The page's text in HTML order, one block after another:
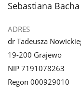
Sebastiana
ADRES
dr Tadeusza
19-200 Grajewo
NIP 7191078263
Regon 000929010